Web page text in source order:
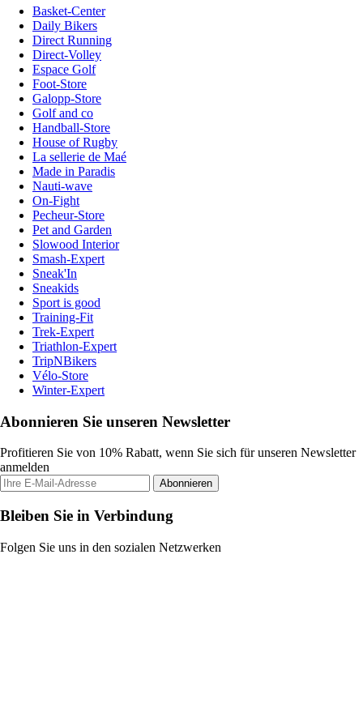
Basket-Center
Daily Bikers
Direct Running
Direct-Volley
Espace Golf
Foot-Store
Galopp-Store
Golf and co
Handball-Store
House of Rugby
La sellerie de Maé
Made in Paradis
Nauti-wave
On-Fight
Pecheur-Store
Pet and Garden
Slowood Interior
Smash-Expert
Sneak'In
Sneakids
Sport is good
Training-Fit
Trek-Expert
Triathlon-Expert
TripNBikers
Vélo-Store
Winter-Expert
Abonnieren Sie unseren Newsletter
Profitieren Sie von 10% Rabatt, wenn Sie sich für unseren Newsletter
anmelden
Abonnieren
Bleiben Sie in Verbindung
Folgen Sie uns in den sozialen Netzwerken